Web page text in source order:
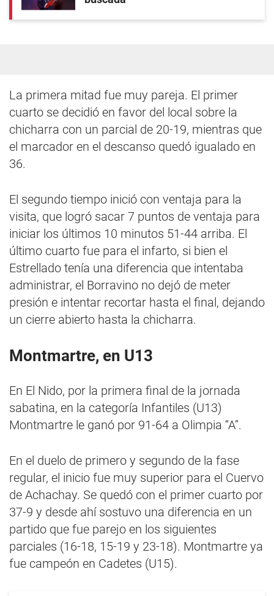
La primera mitad fue muy pareja. El primer
cuarto se decidió en favor del local sobre la
chicharra con un parcial de 20-19, mientras que
el marcador en el descanso quedó igualado en
36.
El segundo tiempo inició con ventaja para la
visita, que logró sacar 7 puntos de ventaja para
iniciar los últimos 10 minutos 51-44 arriba. El
último cuarto fue para el infarto, si bien el
Estrellado tenía una diferencia que intentaba
administrar, el Borravino no dejó de meter
presión e intentar recortar hasta el final, dejando
un cierre abierto hasta la chicharra.
Montmartre, en U13
En El Nido, por la primera final de la jornada
sabatina, en la categoría Infantiles (U13)
Montmartre le ganó por 91-64 a Olimpia “A”.
En el duelo de primero y segundo de la fase
regular, el inicio fue muy superior para el Cuervo
de Achachay. Se quedó con el primer cuarto por
37-9 y desde ahí sostuvo una diferencia en un
partido que fue parejo en los siguientes
parciales (16-18, 15-19 y 23-18). Montmartre ya
fue campeón en Cadetes (U15).